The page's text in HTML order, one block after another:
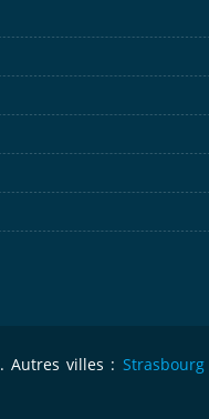
. Autres villes : Strasbourg